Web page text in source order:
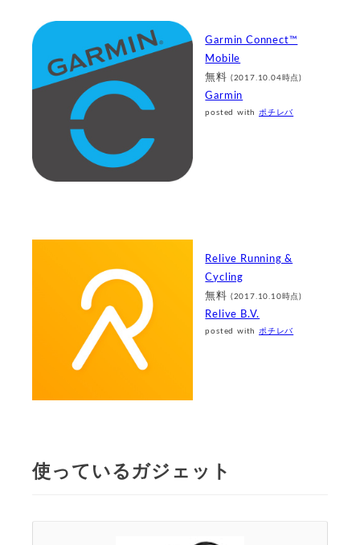
Garmin Connect™
Mobile
無料 (2017.10.04時点)
Garmin
posted with ポチレバ
Relive Running &
Cycling
無料 (2017.10.10時点)
Relive B.V.
posted with ポチレバ
使っているガジェット